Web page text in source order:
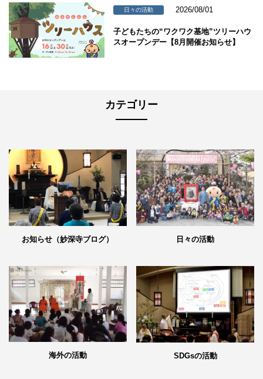
日々の活動 2026/08/01
子どもたちの“ワクワク基地”ツリーハウ
スオープンデー【8月開催お知らせ】
カテゴリー
お知らせ（妙深寺ブログ） 日々の活動
海外の活動 SDGsの活動